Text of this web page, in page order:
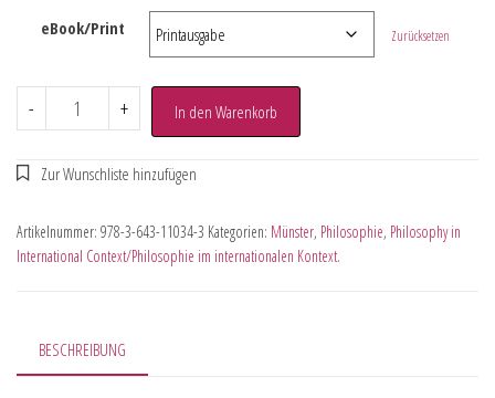
eBook/Print Zurücksetzen
- + In den Warenkorb
Artikelnummer: 978-3-643-11034-3 Kategorien: Münster, Philosophie, Philosophy in
International Context/Philosophie im internationalen Kontext.
BESCHREIBUNG